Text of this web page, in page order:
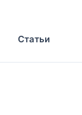
Статьи